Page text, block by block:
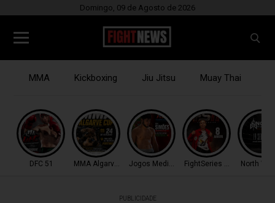
Domingo, 09 de Agosto de 2026
MMA Kickboxing Jiu Jitsu Muay Thai
DFC 51 MMA Algarve CupJogos MediterrâneoFightSeries 11 North
PUBLICIDADE